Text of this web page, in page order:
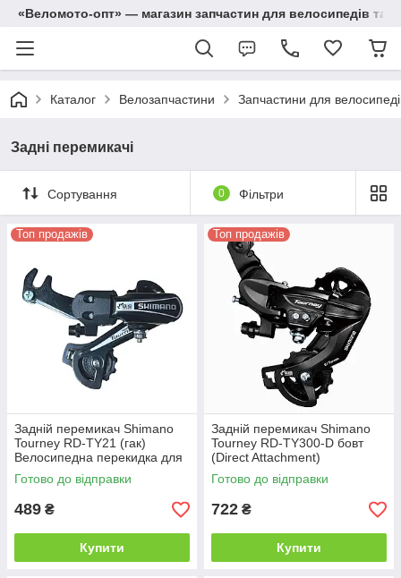
«Веломото-опт» — магазин запчастин для велосипедів та
Каталог Велозапчастини Запчастини для
Задні перемикачі
Сортування 0 Фільтри
Топ продажів
Задній перемикач Shimano
Tourney RD-TY21 (гак)
Велосипедна перекидка для
трансмісій на 6/7 швидкостей
Готово до відправки
489 ₴
Купити
Топ продажів
Задній перемикач Shimano
Tourney RD-TY300-D бовт
(Direct Attachment)
Велосипедна перекидка під
болт, 6/7 швидкостей
Готово до відправки
722 ₴
Купити